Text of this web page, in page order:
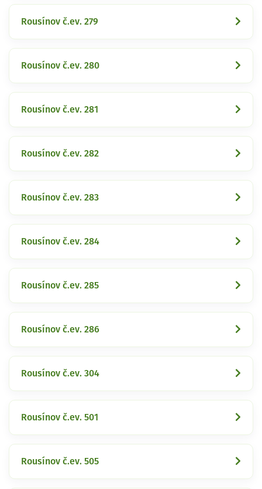
Rousínov č.ev. 279
Rousínov č.ev. 280
Rousínov č.ev. 281
Rousínov č.ev. 282
Rousínov č.ev. 283
Rousínov č.ev. 284
Rousínov č.ev. 285
Rousínov č.ev. 286
Rousínov č.ev. 304
Rousínov č.ev. 501
Rousínov č.ev. 505